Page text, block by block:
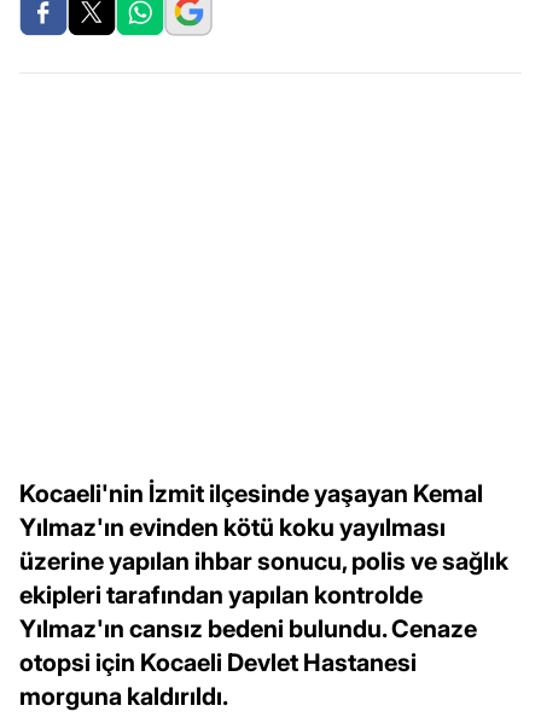
Kocaeli'nin İzmit ilçesinde yaşayan Kemal
Yılmaz'ın evinden kötü koku yayılması
üzerine yapılan ihbar sonucu, polis ve sağlık
ekipleri tarafından yapılan kontrolde
Yılmaz'ın cansız bedeni bulundu. Cenaze
otopsi için Kocaeli Devlet Hastanesi
morguna kaldırıldı.